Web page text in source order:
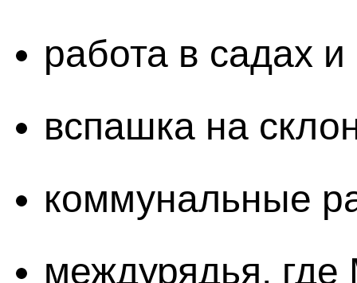
работа в садах
вспашка на
коммунальные
междурядья,